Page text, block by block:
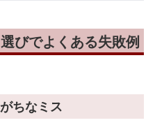
びでよくある失敗例
ちなミス